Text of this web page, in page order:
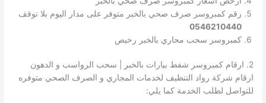
رقم كمبروسر صرف صحي بالخبر متوفر على مدار اليوم بلا توقف
0546210440
كمبروسر سحب محاري بالخبر رخيص
2. ارقام كمبروسر شفط بيارات بالخبر | سحب الرواسب و الدهون
ارقام شركة رواد التنظيف لخدمات المجاري و الصرف الصحي متوفره
للتواصل لطلب الخدمة كما يلي: